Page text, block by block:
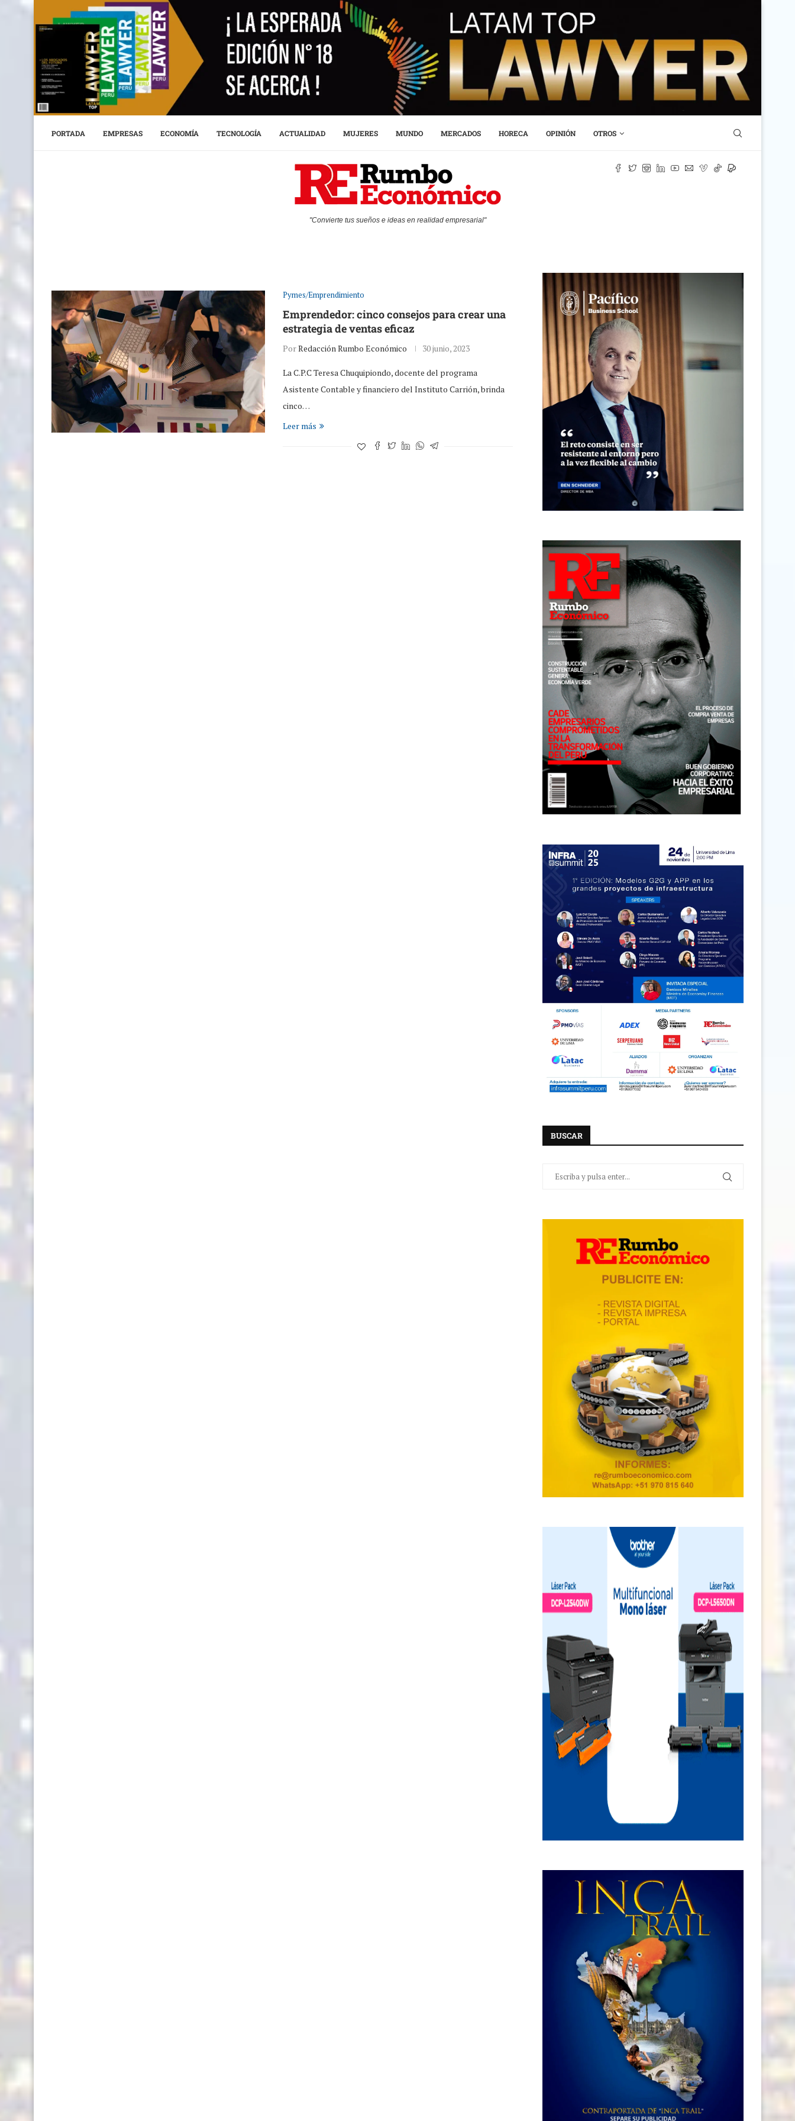
PORTADA EMPRESAS ECONOMÍA TECNOLOGÍA ACTUALIDAD MUJERES MUNDO MERCADOS HORECA OPINIÓN OTROS
"Convierte tus sueños e ideas en realidad empresarial"
Pymes/Emprendimiento
Emprendedor: cinco consejos para crear una
estrategia de ventas eficaz
PorRedacción Rumbo Económico 30 junio, 2023
La C.P.C Teresa Chuquipiondo, docente del programa
Asistente Contable y financiero del Instituto Carrión, brinda
cinco…
Leer más
BUSCAR